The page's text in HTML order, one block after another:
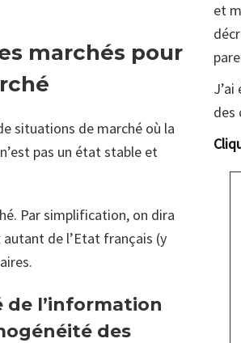
marchés pour
situations de marché où la
pas un état stable et
Par simplification, on dira
autant de l’Etat français (y
de l’information
des
et
des